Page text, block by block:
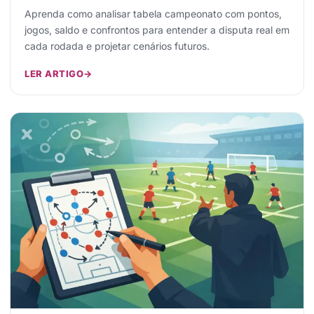
Aprenda como analisar tabela campeonato com pontos,
jogos, saldo e confrontos para entender a disputa real em
cada rodada e projetar cenários futuros.
LER ARTIGO→